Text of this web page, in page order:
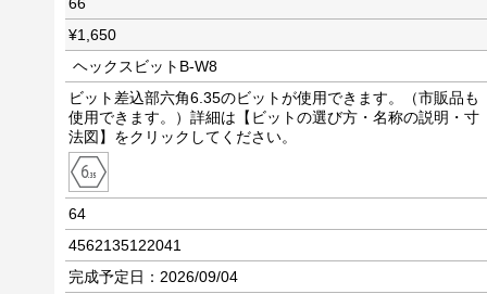
¥1,650
ヘックスビットB-W8
ビット差込部六角6.35のビットが使用できます。（市販品も
使用できます。）詳細は【ビットの選び方・名称の説明・寸
法図】をクリックしてください。
64
4562135122041
完成予定日：2026/09/04